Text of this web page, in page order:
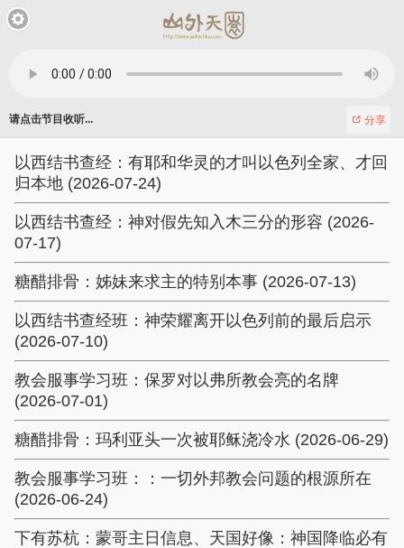
请点击节目收听... 分享
以西结书查经：有耶和华灵的才叫以色列全家、才回
归本地 (2026-07-24)
以西结书查经：神对假先知入木三分的形容 (2026-
07-17)
糖醋排骨：姊妹来求主的特别本事 (2026-07-13)
以西结书查经班：神荣耀离开以色列前的最后启示
(2026-07-10)
教会服事学习班：保罗对以弗所教会亮的名牌
(2026-07-01)
糖醋排骨：玛利亚头一次被耶稣浇冷水 (2026-06-29)
教会服事学习班：：一切外邦教会问题的根源所在
(2026-06-24)
下有苏杭：蒙哥主日信息、天国好像：神国降临必有